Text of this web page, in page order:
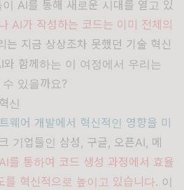
AI를 통해 새로운 시대를 열고 있
AI가 작성하는 코드는 이미 전체의
는 지금 상상조차 못했던 기술 혁신
와 함께하는 이 여정에서 우리는
있을까요?
신
웨어 개발에서 혁신적인 영향을 미
기업들인 삼성, 구글, 오픈AI, 메
AI를 통하여 코드 생성 과정에서 효율
를 혁신적으로 높이고 있습니다. 이